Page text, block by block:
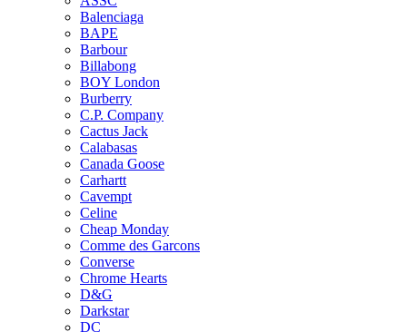
Balenciaga
BAPE
Barbour
Billabong
BOY London
Burberry
C.P. Company
Cactus Jack
Calabasas
Canada Goose
Carhartt
Cavempt
Celine
Cheap Monday
Comme des Garcons
Converse
Chrome Hearts
D&G
Darkstar
DC